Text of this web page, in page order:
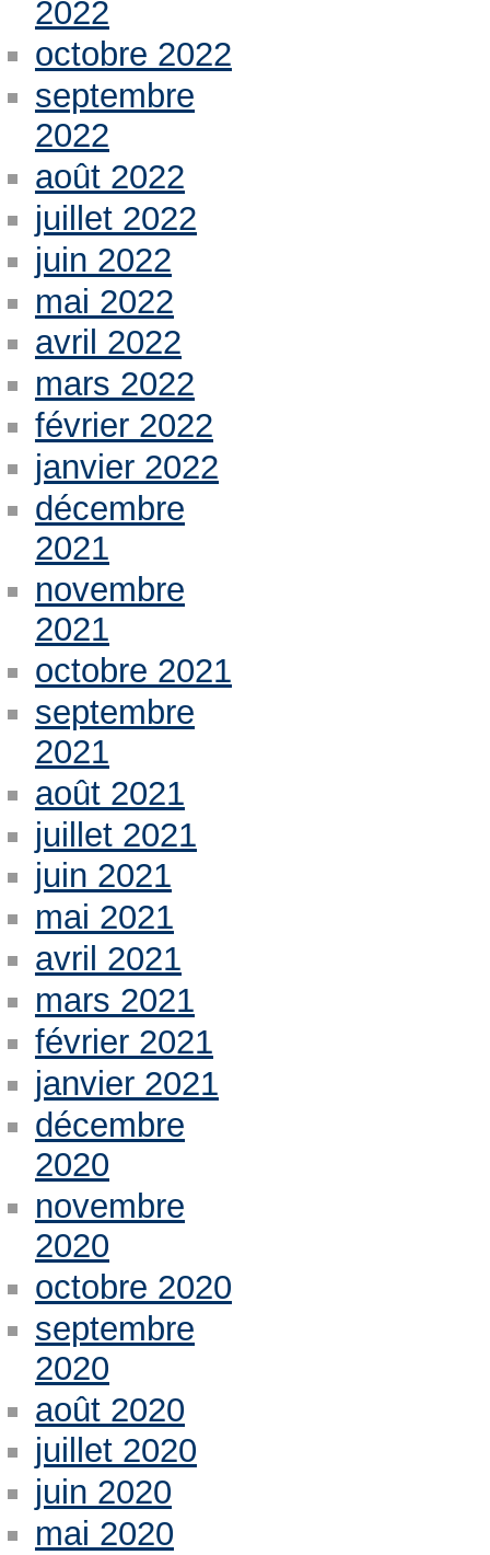
2022
octobre 2022
septembre
2022
août 2022
juillet 2022
juin 2022
mai 2022
avril 2022
mars 2022
février 2022
janvier 2022
décembre
2021
novembre
2021
octobre 2021
septembre
2021
août 2021
juillet 2021
juin 2021
mai 2021
avril 2021
mars 2021
février 2021
janvier 2021
décembre
2020
novembre
2020
octobre 2020
septembre
2020
août 2020
juillet 2020
juin 2020
mai 2020